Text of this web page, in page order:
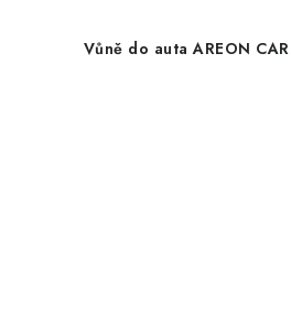
Vůně do auta AREON